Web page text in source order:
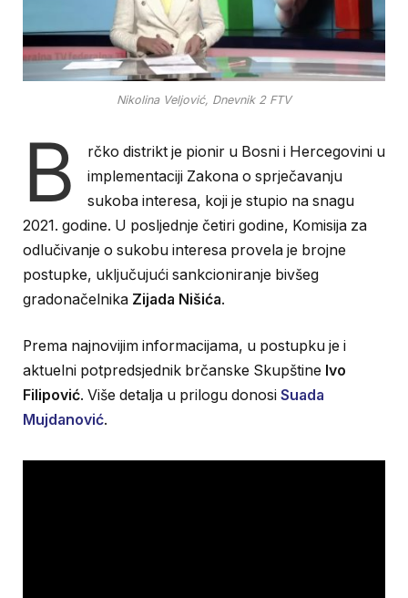
Nikolina Veljović, Dnevnik 2 FTV
B
rčko distrikt je pionir u Bosni i Hercegovini u
implementaciji Zakona o sprječavanju
sukoba interesa, koji je stupio na snagu
2021. godine. U posljednje četiri godine, Komisija za
odlučivanje o sukobu interesa provela je brojne
postupke, uključujući sankcioniranje bivšeg
gradonačelnika Zijada Nišića.
Prema najnovijim informacijama, u postupku je i
aktuelni potpredsjednik brčanske Skupštine Ivo
Filipović. Više detalja u prilogu donosi Suada
Mujdanović.